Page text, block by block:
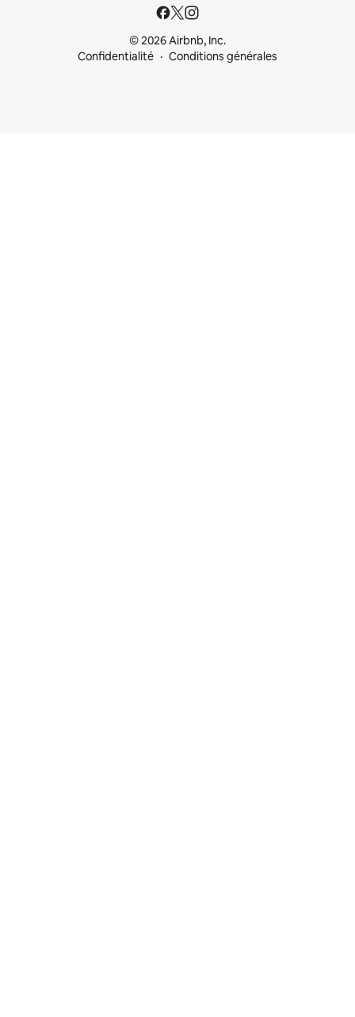
© 2026 Airbnb, Inc.
Confidentialité
Conditions générales